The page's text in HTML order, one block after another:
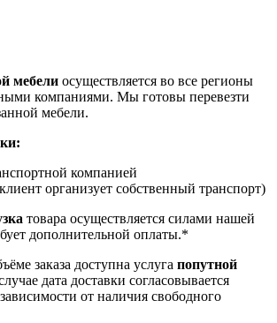
мебели осуществляется во все регионы
компаниями. Мы готовы перевезти
мебели.
компанией
организует собственный транспорт)
товара осуществляется силами нашей
дополнительной оплаты.*
заказа доступна услуга попутной
дата доставки согласовывается
от наличия свободного